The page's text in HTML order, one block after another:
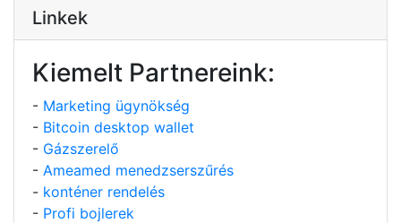
Linkek
Kiemelt Partnereink:
- Marketing ügynökség
- Bitcoin desktop wallet
- Gázszerelő
- Ameamed menedzserszűrés
- konténer rendelés
- Profi bojlerek